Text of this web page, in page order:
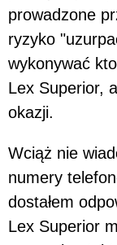
prowadzone
ryzyko
wykonywać
Lex Superior,
okazji.
Wciąż nie
numery
dostałem
Lex Superior